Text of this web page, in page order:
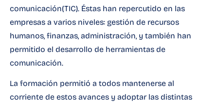
comunicación(TIC). Éstas han repercutido en las
empresas a varios niveles: gestión de recursos
humanos, finanzas, administración, y también han
permitido el desarrollo de herramientas de
comunicación.
La formación permitió a todos mantenerse al
corriente de estos avances y adoptar las distintas